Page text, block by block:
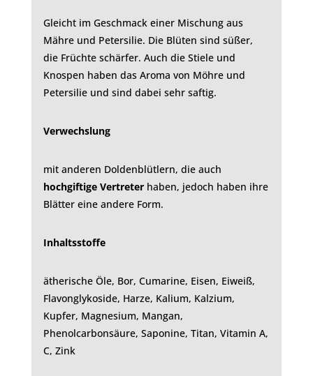
Gleicht im Geschmack einer Mischung aus
Mähre und Petersilie. Die Blüten sind süßer,
die Früchte schärfer. Auch die Stiele und
Knospen haben das Aroma von Möhre und
Petersilie und sind dabei sehr saftig.
Verwechslung
mit anderen Doldenblütlern, die auch
hochgiftige Vertreterhaben, jedoch haben ihre
Blätter eine andere Form.
Inhaltsstoffe
ätherische Öle, Bor, Cumarine, Eisen, Eiweiß,
Flavonglykoside, Harze, Kalium, Kalzium,
Kupfer, Magnesium, Mangan,
Phenolcarbonsäure, Saponine, Titan, Vitamin A,
C, Zink